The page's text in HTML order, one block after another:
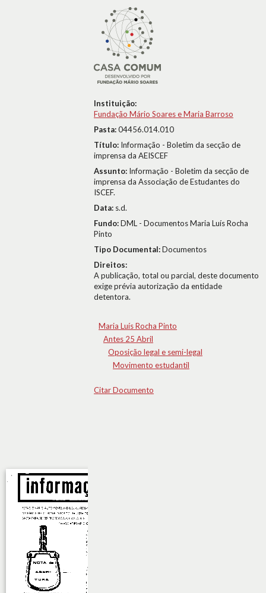
Instituição:
Fundação Mário Soares e Maria Barroso
Pasta:04456.014.010
Título: Informação - Boletim da secção de
imprensa da AEISCEF
Assunto: Informação - Boletim da secção de
imprensa da Associação de Estudantes do
ISCEF.
Data: s.d.
Fundo:DML - Documentos Maria Luís Rocha
Pinto
Tipo Documental:Documentos
Direitos:
A publicação, total ou parcial, deste documento
exige prévia autorização da entidade
detentora.
Maria Luís Rocha Pinto
Antes 25 Abril
Oposição legal e semi-legal
Movimento estudantil
Citar Documento